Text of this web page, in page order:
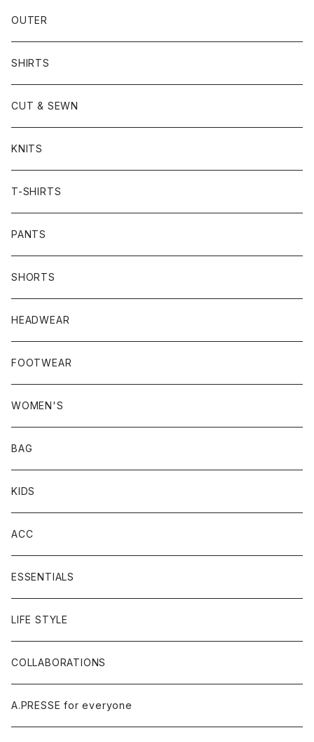
OUTER
SHIRTS
CUT & SEWN
KNITS
T-SHIRTS
PANTS
SHORTS
HEADWEAR
FOOTWEAR
WOMEN'S
BAG
KIDS
ACC
ESSENTIALS
LIFE STYLE
COLLABORATIONS
A.PRESSE for everyone